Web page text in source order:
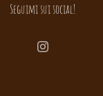
Seguimi sui social!